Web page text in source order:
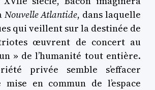
Nouvelle Atlantide, dans laquelle
qui veillent sur la destinée de
œuvrent de concert au
» de l’humanité tout entière.
privée semble s’effacer
en commun de l’espace